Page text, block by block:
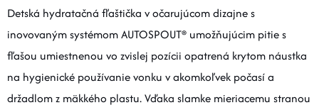
Detská hydratačná fľaštička v očarujúcom dizajne s
inovovaným systémom AUTOSPOUT® umožňujúcim pitie s
fľašou umiestnenou vo zvislej pozícii opatrená krytom náustka
na hygienické používanie vonku v akomkoľvek počasí a
držadlom z mäkkého plastu. Vďaka slamke mieriacemu stranou